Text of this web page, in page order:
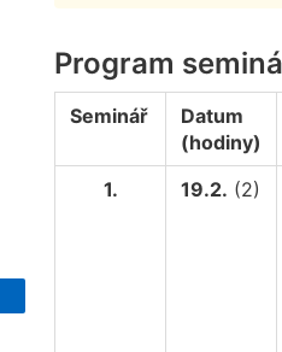
Program
Seminář
Datum
(hodiny)
1. 19.2. (2)